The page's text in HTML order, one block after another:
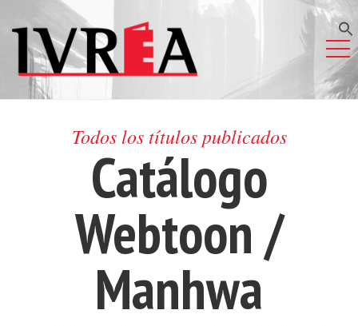
Todos los títulos publicados
Catálogo
Webtoon /
Manhwa